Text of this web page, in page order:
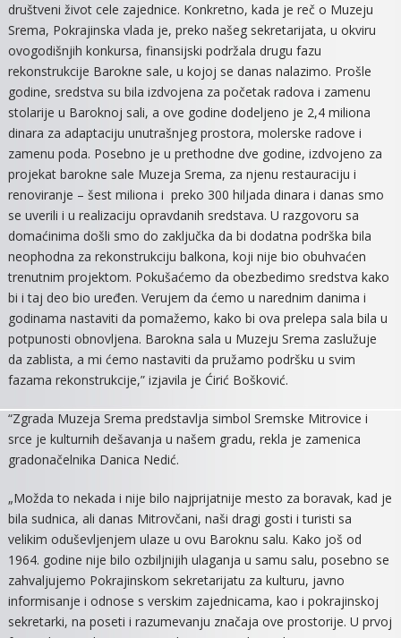
društveni život cele zajednice. Konkretno, kada je reč o Muzeju
Srema, Pokrajinska vlada je, preko našeg sekretarijata, u okviru
ovogodišnjih konkursa, finansijski podržala drugu fazu
rekonstrukcije Barokne sale, u kojoj se danas nalazimo. Prošle
godine, sredstva su bila izdvojena za početak radova i zamenu
stolarije u Baroknoj sali, a ove godine dodeljeno je 2,4 miliona
dinara za adaptaciju unutrašnjeg prostora, molerske radove i
zamenu poda. Posebno je u prethodne dve godine, izdvojeno za
projekat barokne sale Muzeja Srema, za njenu restauraciju i
renoviranje – šest miliona i preko 300 hiljada dinara i danas smo
se uverili i u realizaciju opravdanih sredstava. U razgovoru sa
domaćinima došli smo do zaključka da bi dodatna podrška bila
neophodna za rekonstrukciju balkona, koji nije bio obuhvaćen
trenutnim projektom. Pokušaćemo da obezbedimo sredstva kako
bi i taj deo bio uređen. Verujem da ćemo u narednim danima i
godinama nastaviti da pomažemo, kako bi ova prelepa sala bila u
potpunosti obnovljena. Barokna sala u Muzeju Srema zaslužuje
da zablista, a mi ćemo nastaviti da pružamo podršku u svim
fazama rekonstrukcije,” izjavila je Ćirić Bošković.
“Zgrada Muzeja Srema predstavlja simbol Sremske Mitrovice i
srce je kulturnih dešavanja u našem gradu, rekla je zamenica
gradonačelnika Danica Nedić.
„Možda to nekada i nije bilo najprijatnije mesto za boravak, kad je
bila sudnica, ali danas Mitrovčani, naši dragi gosti i turisti sa
velikim oduševljenjem ulaze u ovu Baroknu salu. Kako još od
1964. godine nije bilo ozbiljnijih ulaganja u samu salu, posebno se
zahvaljujemo Pokrajinskom sekretarijatu za kulturu, javno
informisanje i odnose s verskim zajednicama, kao i pokrajinskoj
sekretarki, na poseti i razumevanju značaja ove prostorije. U prvoj